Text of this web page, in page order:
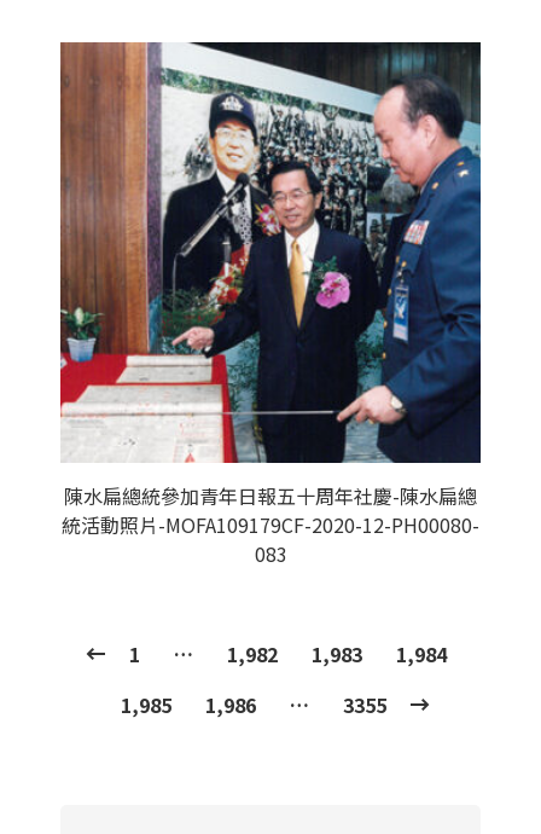
陳水扁總統參加青年日報五十周年社慶-陳水扁總
統活動照片-MOFA109179CF-2020-12-PH00080-
083
1 … 1,982 1,983
1,984
1,985
1,986 … 3355